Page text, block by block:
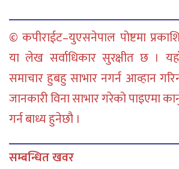
© कपीराईट–युएसनेपाल पोष्टमा
या लेख सर्वाधिकार सुरक्षीत छ ।
समाचार हुबहु साभार नगर्न आव्हान
जानकारी विना साभार गरेको पाइएमा
गर्न बाध्य हुनेछौ ।
सम्बन्धित खवर